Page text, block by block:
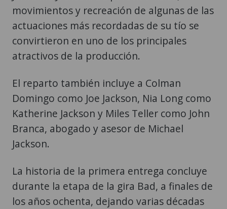
movimientos y recreación de algunas de las
actuaciones más recordadas de su tío se
convirtieron en uno de los principales
atractivos de la producción.
El reparto también incluye a Colman
Domingo como Joe Jackson, Nia Long como
Katherine Jackson y Miles Teller como John
Branca, abogado y asesor de Michael
Jackson.
La historia de la primera entrega concluye
durante la etapa de la gira Bad, a finales de
los años ochenta, dejando varias décadas